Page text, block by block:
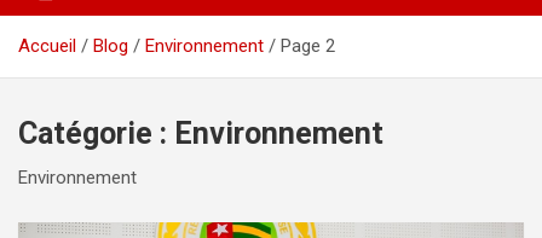
Accueil Blog Environnement Page 2
Catégorie : Environnement
Environnement